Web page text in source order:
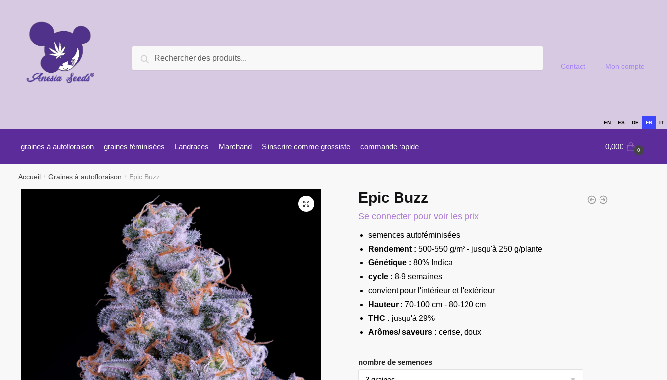
Recherche
Contact Mon compte
EN ES DE FR IT
graines à autofloraison graines féminisées Landraces Marchand S'inscrire comme grossiste commande rapide 0,00€ 0
Accueil / Graines à autofloraison / Epic Buzz
Epic Buzz
Se connecter pour voir les prix
semences autoféminisées
Rendement : 500-550 g/m² - jusqu'à 250 g/plante
Génétique : 80% Indica
cycle : 8-9 semaines
convient pour l'intérieur et l'extérieur
Hauteur : 70-100 cm - 80-120 cm
THC : jusqu'à 29%
Arômes/ saveurs : cerise, doux
nombre de semences